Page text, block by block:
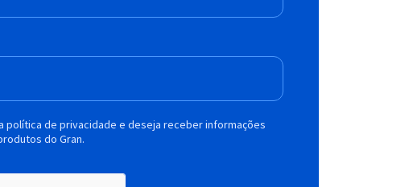
política de privacidade e deseja receber informações
do Gran.